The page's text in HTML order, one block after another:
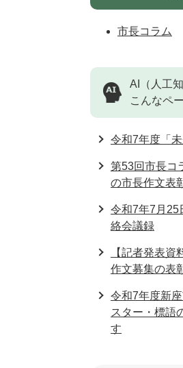
市長コラム
AI（人工
こんなペ
令和7年度「
第53回市長コ
の市長作文表
令和7年7月25
絡会議録
【記者発表資
作文募集の表
令和7年度新
スター・標語
す